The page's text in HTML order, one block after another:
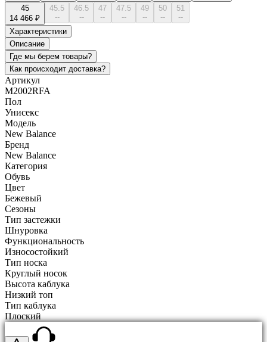
45
14 466 ₽
45.5
--
46.5
--
47
--
47.5
--
49
--
50
--
51
--
Характеристики
Описание
Где мы берем товары?
Как происходит доставка?
Артикул
M2002RFA
Пол
Унисекс
Модель
New Balance
Бренд
New Balance
Категория
Обувь
Цвет
Бежевый
Сезоны
Тип застежки
Шнуровка
Функциональность
Износостойкий
Тип носка
Круглый носок
Высота каблука
Низкий топ
Тип каблука
Плоский